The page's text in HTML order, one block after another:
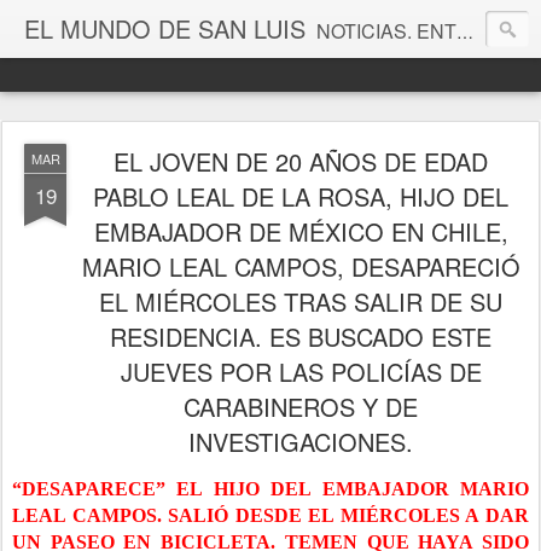
EL MUNDO DE SAN LUIS NOTICIAS. ENTRETENIMIENTO. EDITORIALES. CANAL DE VÍDEOS. GALERÍA DE FOTOGRAFÍAS.
MAR
19
EL JOVEN DE 20 AÑOS DE EDAD
PABLO LEAL DE LA ROSA, HIJO DEL
EMBAJADOR DE MÉXICO EN CHILE,
MARIO LEAL CAMPOS, DESAPARECIÓ
EL MIÉRCOLES TRAS SALIR DE SU
RESIDENCIA. ES BUSCADO ESTE
JUEVES POR LAS POLICÍAS DE
CARABINEROS Y DE
INVESTIGACIONES.
“DESAPARECE” EL HIJO DEL EMBAJADOR MARIO
LEAL CAMPOS. SALIÓ DESDE EL MIÉRCOLES A DAR
UN PASEO EN BICICLETA. TEMEN QUE HAYA SIDO